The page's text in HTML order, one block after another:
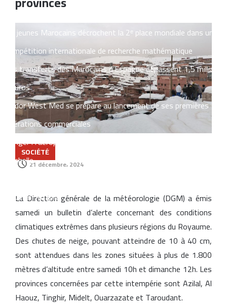
l’approvisionnement en eau potable
Six jeunes Marocains décrochent la 2ᵉ place mondiale dans une
compétition internationale de recherche mathématique
Les transferts des Marocains d’Espagne dépassent 1,5 milliard
d’euros
Nador West Med se prépare au lancement de ses premières
opérations commerciales
Tanger : l’aéroport Ibn Battouta prépare son changement
d’échelle
Abdellah Amghar
SOCIÉTÉ
21 décembre، 2024
La Direction générale de la météorologie (DGM) a émis
samedi un bulletin d’alerte concernant des conditions
climatiques extrêmes dans plusieurs régions du Royaume.
Des chutes de neige, pouvant atteindre de 10 à 40 cm,
sont attendues dans les zones situées à plus de 1.800
mètres d’altitude entre samedi 10h et dimanche 12h. Les
provinces concernées par cette intempérie sont Azilal, Al
Haouz, Tinghir, Midelt, Ouarzazate et Taroudant.